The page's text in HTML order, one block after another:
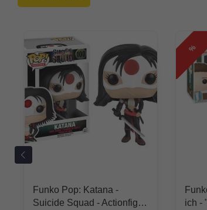
Funko Pop: Katana -
Suicide Squad - Actionfigur
%
ich -